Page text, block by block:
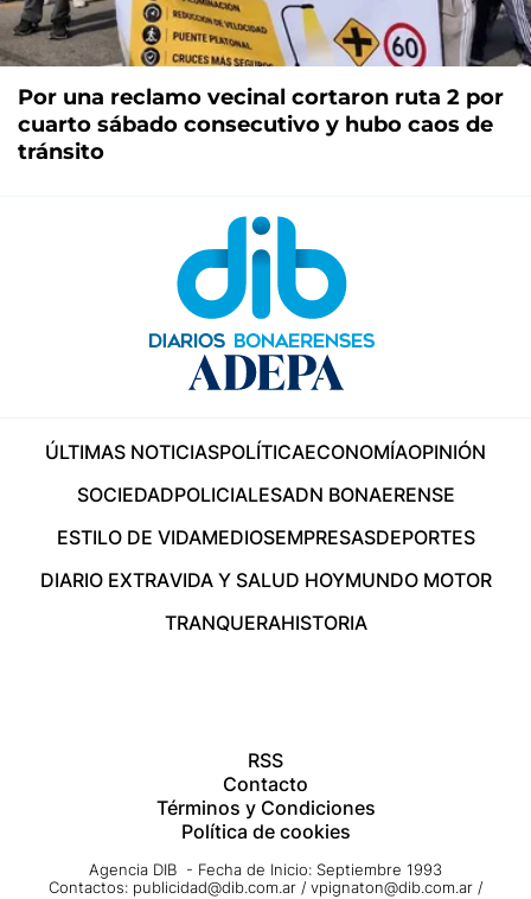
Por una reclamo vecinal cortaron ruta 2 por
cuarto sábado consecutivo y hubo caos de
tránsito
ÚLTIMAS NOTICIASPOLÍTICAECONOMÍAOPINIÓN
SOCIEDADPOLICIALESADN BONAERENSE
ESTILO DE VIDAMEDIOSEMPRESASDEPORTES
DIARIO EXTRAVIDA Y SALUD HOYMUNDO MOTOR
TRANQUERAHISTORIA
RSS
Contacto
Términos y Condiciones
Política de cookies
Agencia DIB - Fecha de Inicio: Septiembre 1993
Contactos: publicidad@dib.com.ar / vpignaton@dib.com.ar /